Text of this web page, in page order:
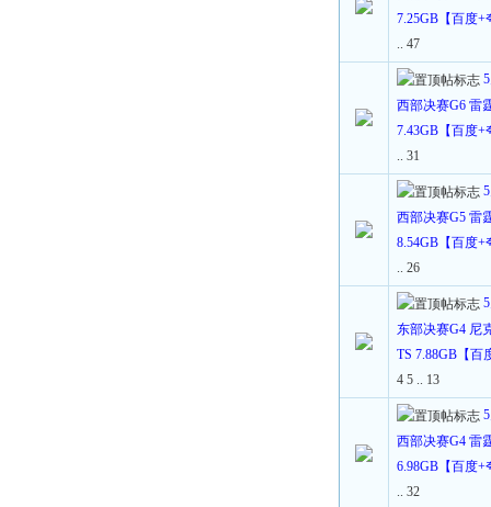
7.25GB【百度+
..47
西部决赛G6 雷
7.43GB【百度+
..31
西部决赛G5 雷
8.54GB【百度+
..26
东部决赛G4 尼
TS 7.88GB【百
4 5 13
西部决赛G4 雷
6.98GB【百度+
..32